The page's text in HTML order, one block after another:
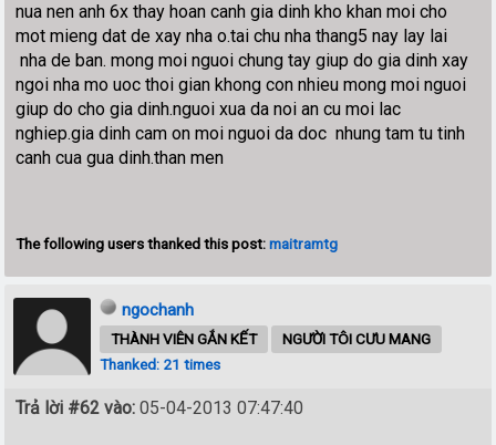
nua nen anh 6x thay hoan canh gia dinh kho khan moi cho
mot mieng dat de xay nha o.tai chu nha thang5 nay lay lai
nha de ban. mong moi nguoi chung tay giup do gia dinh xay
ngoi nha mo uoc thoi gian khong con nhieu mong moi nguoi
giup do cho gia dinh.nguoi xua da noi an cu moi lac
nghiep.gia dinh cam on moi nguoi da doc nhung tam tu tinh
canh cua gua dinh.than men
The following users thanked this post:maitramtg
ngochanh
THÀNH VIÊN GẮN KẾT
NGƯỜI TÔI CƯU MANG
Thanked: 21 times
Trả lời #62 vào: 05-04-2013 07:47:40